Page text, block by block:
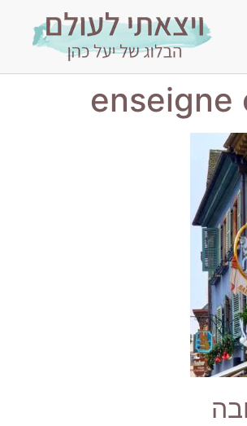
enseigne